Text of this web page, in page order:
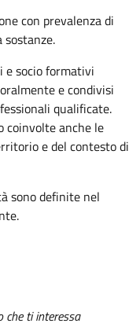
con prevalenza di
e socio formativi
e condivisi
qualificate.
coinvolte anche le
e del contesto di
sono definite nel
che ti interessa